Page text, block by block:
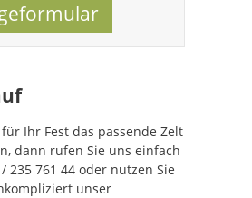
Ihr Fest das passende Zelt
dann rufen Sie uns einfach
235 761 44 oder nutzen Sie
unser